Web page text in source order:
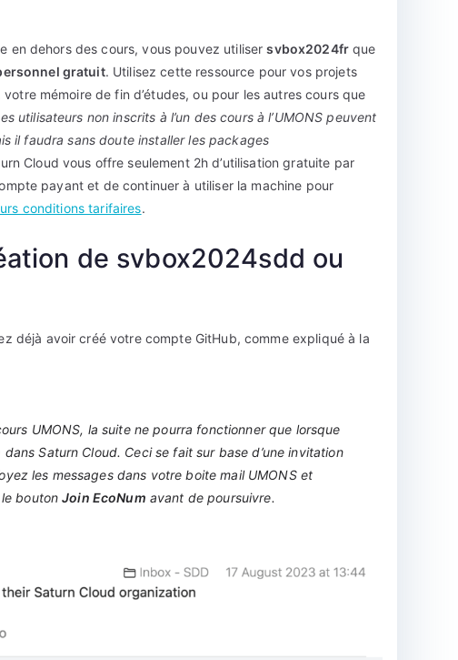
en dehors des cours, vous pouvez utilisersvbox2024frque
gratuit. Utilisez cette ressource pour vos projets
mémoire de fin d’études, ou pour les autres cours que
utilisateurs non inscrits à l’un des cours à l’UMONS peuvent
il faudra sans doute installer les packages
Cloud vous offre seulement 2h d’utilisation gratuite par
payant et de continuer à utiliser la machine pour
conditions tarifaires.
de svbox2024sdd ou
déjà avoir créé votre compte GitHub, comme expliqué à la
UMONS, la suite ne pourra fonctionner que lorsque
dans Saturn Cloud. Ceci se fait sur base d’une invitation
les messages dans votre boite mail UMONS et
le boutonJoin EcoNum avant de poursuivre.